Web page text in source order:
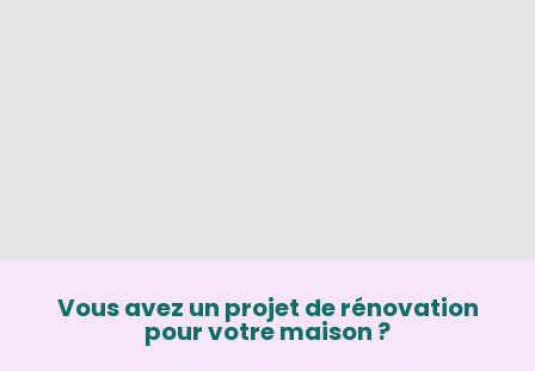
Vous avez un projet de rénovation
pour votre maison ?